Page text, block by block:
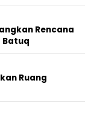
Rencana
Batuq
Ruang